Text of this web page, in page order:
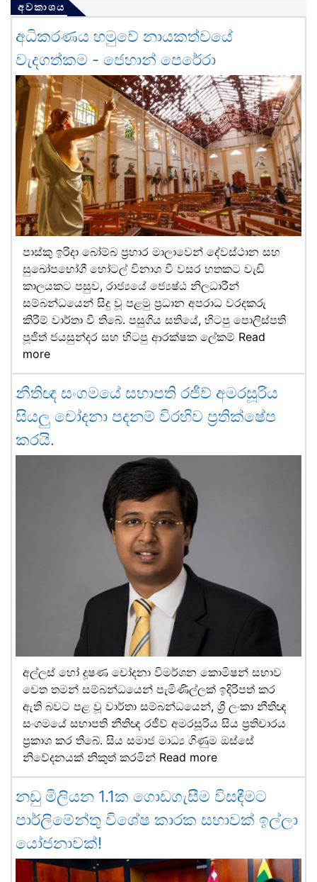
අවකාශය
අධිකරණය හමුවේ නායකත්වයේ
වැදගත්කම - ජෙහාන් පෙරේරා
පාස්කු ඉරිදා බෝම්බ ප්‍රහාර මාලාවෙන් දේවස්ථාන සහ
සුඛෝපභෝගී හෝටල් විනාශ වී වසර හතකට වැඩි
කාලයකට පසුව, රාජ්‍යයේ ජ්‍යෙෂ්ඨ නිලධාරීන්
සම්බන්ධයෙන් සිදු වූ පළමු ප්‍රධාන අපරාධ වරදකරු
කිරීම් වාර්තා වී තිබේ. පසුගිය සතියේ, හිටපු පොලිස්පති
පූජිත් ජයසුන්දර සහ හිටපු ආරක්ෂක ලේකම් Read
more
නීතිඥ සංගමයේ සභාපති රජීව් අමරසූරිය
සියලු චෝදනා පදනම් විරහිව ප්‍රතික්ෂේප
කරයි.
අල්ලස් හෝ දූෂණ චෝදනා විමර්ශන කොමිෂන් සභාව
වෙත තමන් සම්බන්ධයෙන් පැමිණිල්ලක් ඉදිරිපත් කර
ඇති බවට පළ වූ වාර්තා සම්බන්ධයෙන්, ශ්‍රී ලංකා නීතිඥ
සංගමයේ සභාපති නීතිඥ රජීව් අමරසූරිය සිය ප්‍රතිචාරය
ප්‍රකාශ කර තිබේ. සිය සමාජ මාධ්‍ය ගිණුම ඔස්සේ
නිවේදනයක් නිකුත් කරමින් Read more
නඩු මිලියන 1.1ක ගොඩගැසීම විසඳීමට
පාර්ලිමේන්තු විශේෂ කාරක සභාවක් ඉල්ලා
යෝජනාවක්!